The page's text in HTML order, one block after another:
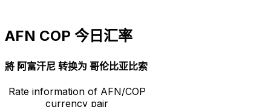
AFN COP 今日汇率
將 阿富汗尼 转换为 哥伦比亚比索
Rate information of AFN/COP
currency pair